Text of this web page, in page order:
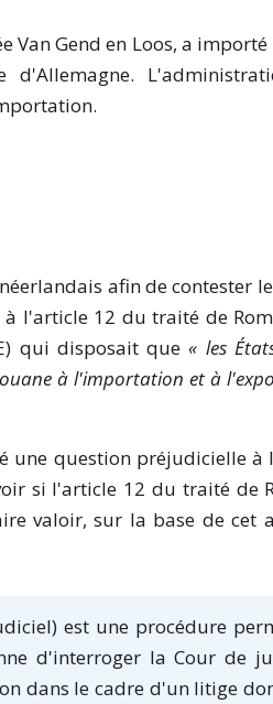
Van Gend en Loos, a
afin de contester
l'article 12 du traité de
qui disposait que« les
à l'importation et à
une question préjudicielle à
si l'article 12 du traité de
valoir, sur la base de cet
est une procédure
d'interroger la Cour de
dans le cadre d'un litige